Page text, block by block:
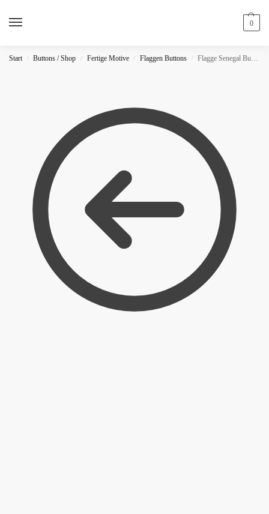
0
Start / Buttons / Shop / Fertige Motive / Flaggen Buttons / Flagge Senegal Button